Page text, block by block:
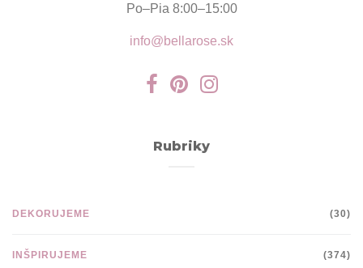
Po–Pia 8:00–15:00
info@bellarose.sk
Rubriky
DEKORUJEME (30)
INŠPIRUJEME (374)